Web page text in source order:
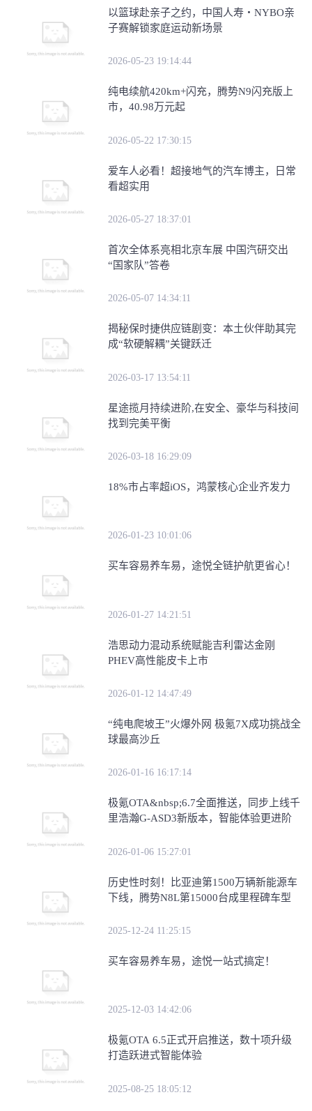
​以篮球赴亲子之约，中国人寿・NYBO亲
子赛解锁家庭运动新场景
2026-05-23 19:14:44
纯电续航420km+闪充，腾势N9闪充版上
市，40.98万元起
2026-05-22 17:30:15
爱车人必看！超接地气的汽车博主，日常
看超实用
2026-05-27 18:37:01
首次全体系亮相北京车展 中国汽研交出
“国家队”答卷
2026-05-07 14:34:11
​揭秘保时捷供应链剧变：本土伙伴助其完
成“软硬解耦”关键跃迁
2026-03-17 13:54:11
星途揽月持续进阶,在安全、豪华与科技间
找到完美平衡
2026-03-18 16:29:09
18%市占率超iOS，鸿蒙核心企业齐发力
2026-01-23 10:01:06
买车容易养车易，途悦全链护航更省心！
2026-01-27 14:21:51
浩思动力混动系统赋能吉利雷达金刚
PHEV高性能皮卡上市
2026-01-12 14:47:49
“纯电爬坡王”火爆外网 极氪7X成功挑战全
球最高沙丘
2026-01-16 16:17:14
极氪OTA&nbsp;6.7全面推送，同步上线千
里浩瀚G-ASD3新版本，智能体验更进阶
2026-01-06 15:27:01
历史性时刻！比亚迪第1500万辆新能源车
下线，腾势N8L第15000台成里程碑车型
2025-12-24 11:25:15
买车容易养车易，途悦一站式搞定！
2025-12-03 14:42:06
极氪OTA 6.5正式开启推送，数十项升级
打造跃进式智能体验
2025-08-25 18:05:12